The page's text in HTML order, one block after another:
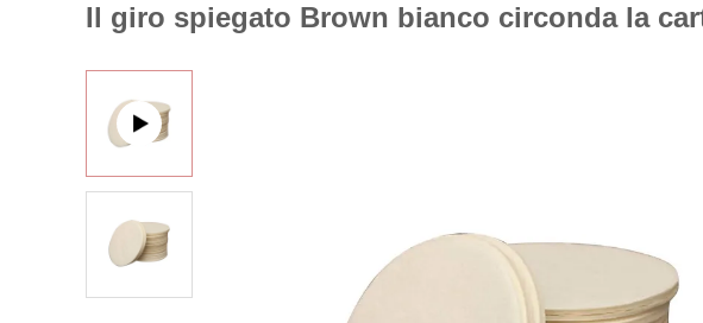
Il giro spiegato Brown bianco circonda la